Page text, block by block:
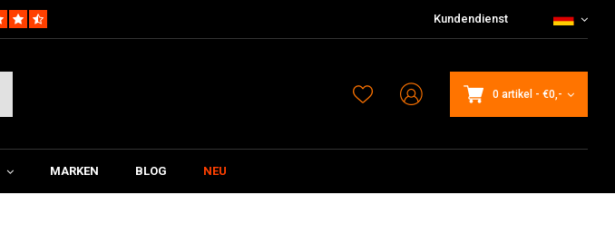
Kundendienst
0 artikel - €0,-
MARKEN BLOG NEU